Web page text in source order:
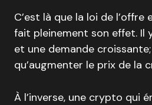
C’est là que la loi de l’offre
fait pleinement son effet. Il
et une demande
qu’augmenter le prix de la
À l’inverse, une crypto qui